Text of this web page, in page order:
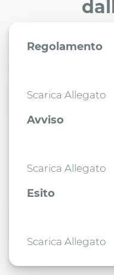
Regolamento
Scarica Allegato
Avviso
Scarica Allegato
Esito
Scarica Allegato